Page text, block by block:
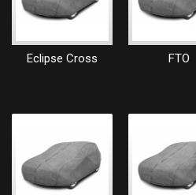
Eclipse Cross FTO